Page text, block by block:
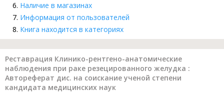
Наличие в магазинах
Информация от пользователей
Книга находится в категориях
Реставрация Клинико-рентгено-анатомические
наблюдения при раке резецированного желудка :
Автореферат дис. на соискание ученой степени
кандидата медицинских наук